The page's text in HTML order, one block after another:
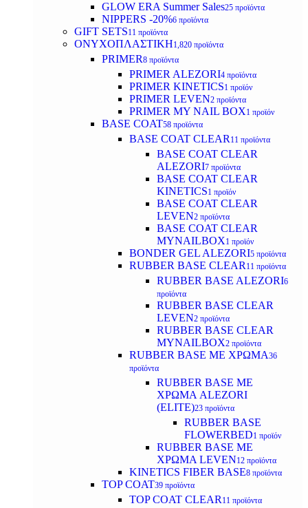
GLOW ERA Summer Sales25 προϊόντα
NIPPERS -20%6 προϊόντα
GIFT SETS11 προϊόντα
ΟΝΥΧΟΠΛΑΣΤΙΚΗ1,820 προϊόντα
PRIMER8 προϊόντα
PRIMER ALEZORI4 προϊόντα
PRIMER KINETICS1 προϊόν
PRIMER LEVEN2 προϊόντα
PRIMER MY NAIL BOX1 προϊόν
BASE COAT58 προϊόντα
BASE COAT CLEAR 11 προϊόντα
BASE COAT CLEAR
ALEZORI7 προϊόντα
BASE COAT CLEAR
KINETICS1 προϊόν
BASE COAT CLEAR
LEVEN2 προϊόντα
BASE COAT CLEAR
MYNAILBOX1 προϊόν
BONDER GEL ALEZORI5 προϊόντα
RUBBER BASE CLEAR 11 προϊόντα
RUBBER BASE ALEZORI6
προϊόντα
RUBBER BASE CLEAR
LEVEN2 προϊόντα
RUBBER BASE CLEAR
MYNAILBOX2 προϊόντα
RUBBER BASE ΜΕ ΧΡΩΜΑ36
προϊόντα
RUBBER BASE ΜΕ
ΧΡΩΜΑ ALEZORI
(ELITE)23 προϊόντα
RUBBER BASE
FLOWERBED1 προϊόν
RUBBER BASE ΜΕ
ΧΡΩΜΑ LEVEN12 προϊόντα
KINETICS FIBER BASE8 προϊόντα
TOP COAT39 προϊόντα
TOP COAT CLEAR 11 προϊόντα